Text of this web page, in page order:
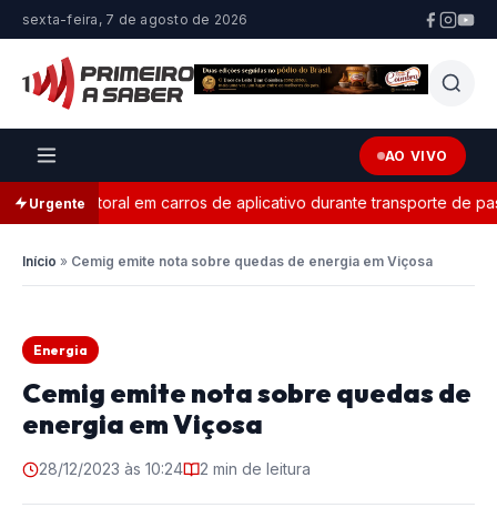
sexta-feira, 7 de agosto de 2026
AO VIVO
Urgente
eleitoral em carros de aplicativo durante transporte de
Início » Cemig emite nota sobre quedas de energia em Viçosa
Energia
Cemig emite nota sobre quedas de
energia em Viçosa
28/12/2023 às 10:24 2 min de leitura